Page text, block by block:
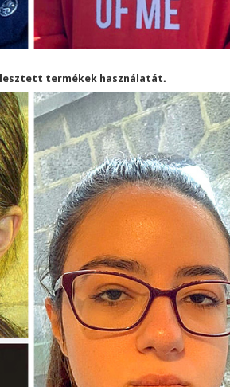
termékek használatát.